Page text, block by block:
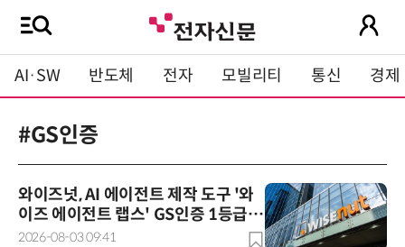
AI·SW 반도체 전자 모빌리티 통신 경제
#GS인증
와이즈넛, AI 에이전트 제작 도구 '와
이즈 에이전트 랩스' GS인증 1등급
획득
2026-08-03 09:41